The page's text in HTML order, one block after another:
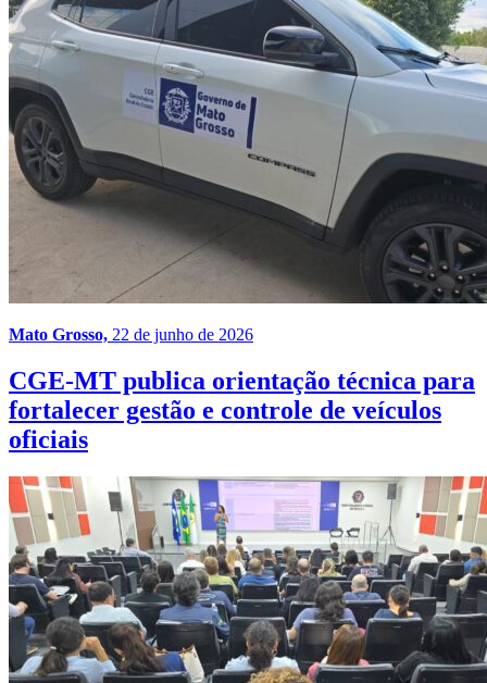
Mato Grosso, 22 de junho de 2026
CGE-MT publica orientação técnica para
fortalecer gestão e controle de veículos
oficiais